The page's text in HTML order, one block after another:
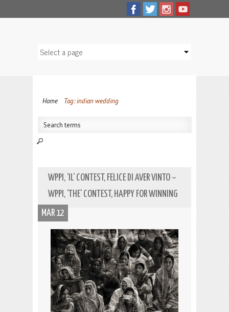
Home Tag: indian wedding
WPPI, ‘IL’ CONTEST, FELICE DI AVER VINTO –
WPPI, ‘THE’ CONTEST, HAPPY FOR WINNING
MAR 12